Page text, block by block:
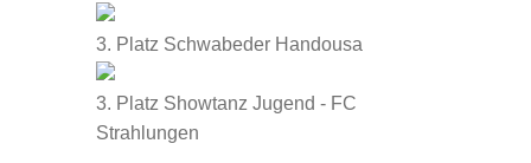
3. Platz Schwabeder Handousa
3. Platz Showtanz Jugend - FC
Strahlungen